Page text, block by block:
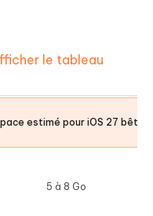
le tableau
estimé pour iOS 27 bêta
5 à 8 Go